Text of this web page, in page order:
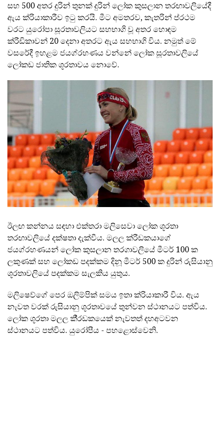
සහ 500 අතර දුරින් තුනක් දුරින් ලෝක කුසලාන තරඟාවලියේදී
ඇය ක්රියාකාරීව ඉටු කරයි. මීට අමතරව, කැතරින් ප්රථම
වරට යුරෝපා සූරතාවලියට සහභාගි වූ අතර හොඳම
ක්රීඩිකාවන් 20 දෙනා අතරට ඇය සහභාගි විය. නමුත් මේ
වසරේදී ඉහළම ජයග්රහණය වන්නේ ලෝක සූරතාවලියේ
ලෝකඩ ජාතික ශූරතාවය නොවේ.
ඊලඟ කන්නය සඳහා එක්තරා මලිසෙවා ලෝක ශූරතා
තරඟාවලියේ දක්ෂතා දැක්වීය. මලල ක්රීඩකයාගේ
ජයග්රහණයන් ලෝක කුසලාන තරගාවලියේ මීටර් 100 ක
ලකුණක් සහ ලෝකඩ පදක්කම දිනූ මීටර් 500 ක දුරින් රුසියානු
ශූරතාවලියේ පදක්කම සැලකිය යුතුය.
මලිෂෙව්ගේ පෙර ඔලිම්පික් සමය ඉතා ක්රියාකාරී විය. ඇය
නැවත වරක් රුසියානු ශූරතාවයේ තුන්වන ස්ථානයට පත්විය.
ලෝක ශූරතා මලල කී්රඩකයෙක් නැවතත් දහඅටවන
ස්ථානයට පත්විය. යුරෝපීය - පහළොස්වෙනි.